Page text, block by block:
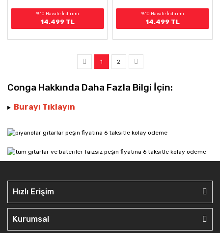
%10 Havale İndirimi
14.499 TL
%10 Havale İndirimi
14.499 TL
1 2
Conga Hakkında Daha Fazla Bilgi İçin:
Burayı Tıklayın
Hızlı Erişim
Kurumsal